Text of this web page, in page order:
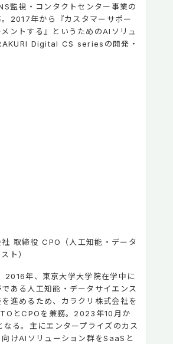
監視・コンタクトセンター事業の
2017年から『カスタマーサポー
メントする』というためのAIソリュ
Digital CS seriesの開発・
取締役 CPO（人工知能・データ
ト）
2016年、東京大学大学院在学中に
ある人工知能・データサイエンス
進めるため、カラクリ株式会社を
とCPOを兼務。2023年10月か
なる。主にエンタープライズのカス
けAIソリューション群をSaaSと